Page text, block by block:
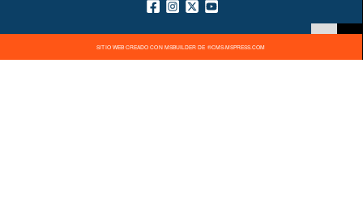
SITIO WEB CREADO CON MSBUILDER DE ®CMS-MSPRESS.COM